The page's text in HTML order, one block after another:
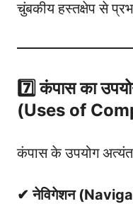
चुंबकीय हस्तक्षेप से
7️⃣ कंपास का
(Uses of
कंपास के उपयोग अत्यंत
✔ नेविगेशन